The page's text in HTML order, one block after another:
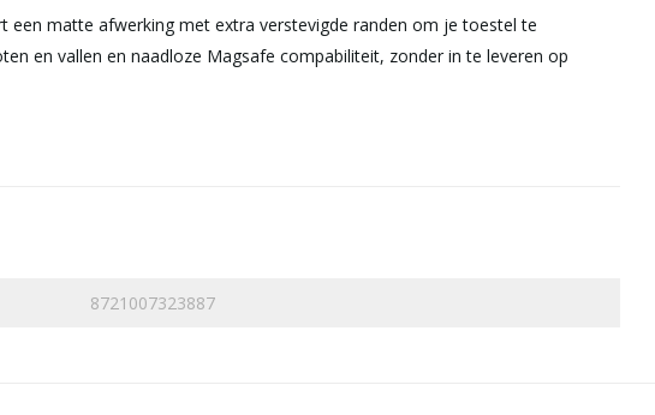
een matte afwerking met extra verstevigde randen om je toestel te
en vallen en naadloze Magsafe compabiliteit, zonder in te leveren op
8721007323887